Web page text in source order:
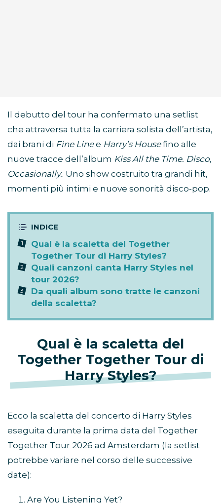
Il debutto del tour ha confermato una setlist
che attraversa tutta la carriera solista dell’artista,
dai brani di Fine Linee Harry’s Housefino alle
nuove tracce dell’album Kiss All the Time. Disco,
Occasionally.. Uno show costruito tra grandi hit,
momenti più intimi e nuove sonorità disco-pop.
Qual è la scaletta del Together
Together Tour di Harry Styles?
Quali canzoni canta Harry Styles nel
tour 2026?
Da quali album sono tratte le canzoni
della scaletta?
Qual è la scaletta del
Together Together Tour di
Harry Styles?
Ecco la scaletta del concerto di Harry Styles
eseguita durante la prima data del Together
Together Tour 2026 ad Amsterdam (la setlist
potrebbe variare nel corso delle successive
date):
Are You Listening Yet?